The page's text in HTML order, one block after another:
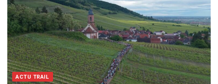
ACTU TRAIL